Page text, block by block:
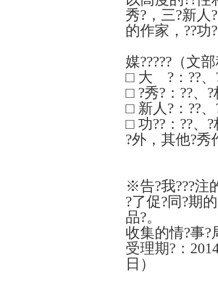
秀?，三?新人
的作家，??功
媒?????（文
□ 大 ?：??、
□ ?秀?：??、
□ 新人?：??
□ 功??：??、?
?外，其他?秀
※告?我???注
?了促?同?期
品?。
收集的情?事?
受理期?：
日）